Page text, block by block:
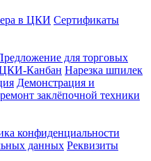
в ЦКИ Сертификаты
для торговых
Канбан Нарезка шпилек
Демонстрация и
заклёпочной техники
конфиденциальности
данных Реквизиты